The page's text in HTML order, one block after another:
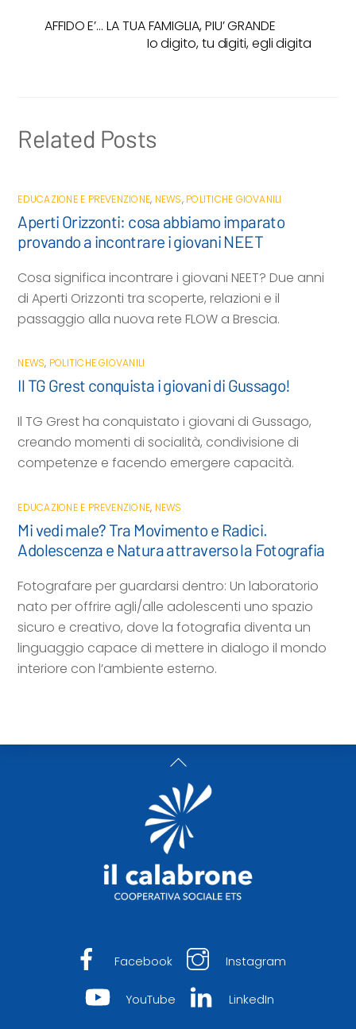
b
t
s
l
i
v
AFFIDO E’… LA TUA FAMIGLIA, PIU’ GRANDE
Io digito, tu digiti, egli digita
Related Posts
EDUCAZIONE E PREVENZIONE, NEWS, POLITICHE GIOVANILI
Aperti Orizzonti: cosa abbiamo imparato
provando a incontrare i giovani NEET
Cosa significa incontrare i giovani NEET? Due anni
di Aperti Orizzonti tra scoperte, relazioni e il
passaggio alla nuova rete FLOW a Brescia.
NEWS, POLITICHE GIOVANILI
Il TG Grest conquista i giovani di Gussago!
Il TG Grest ha conquistato i giovani di Gussago,
creando momenti di socialità, condivisione di
competenze e facendo emergere capacità.
EDUCAZIONE E PREVENZIONE, NEWS
Mi vedi male? Tra Movimento e Radici.
Adolescenza e Natura attraverso la Fotografia
Fotografare per guardarsi dentro: Un laboratorio
nato per offrire agli/alle adolescenti uno spazio
sicuro e creativo, dove la fotografia diventa un
linguaggio capace di mettere in dialogo il mondo
interiore con l’ambiente esterno.
Back
To
Top
Facebook Instagram
YouTube LinkedIn